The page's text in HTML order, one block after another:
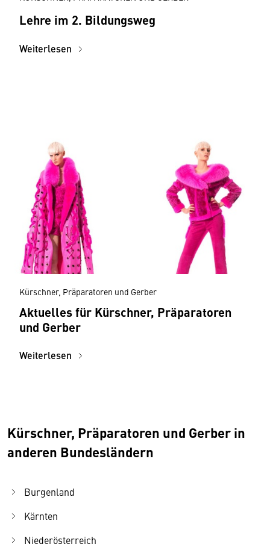
Lehre im 2. Bildungsweg
Weiterlesen
Kürschner, Präparatoren und Gerber
Aktuelles für Kürschner, Präparatoren
und Gerber
Weiterlesen
Kürschner, Präparatoren und Gerber in
anderen Bundesländern
Burgenland
Kärnten
Niederösterreich